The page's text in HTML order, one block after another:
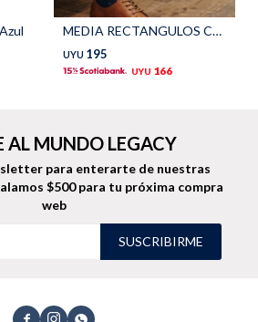
MEDIA RECTANGULOS COMBINADOS - Azul
UYU 195
UYU 166
  
AL MUNDO LEGACY
para enterarte de nuestras
$500 para tu próxima compra
web
SUSCRIBIRME